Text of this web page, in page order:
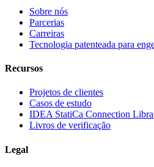
Sobre nós
Parcerias
Carreiras
Tecnologia patenteada para
Recursos
Projetos de clientes
Casos de estudo
IDEA StatiCa Connection
Livros de verificação
Legal